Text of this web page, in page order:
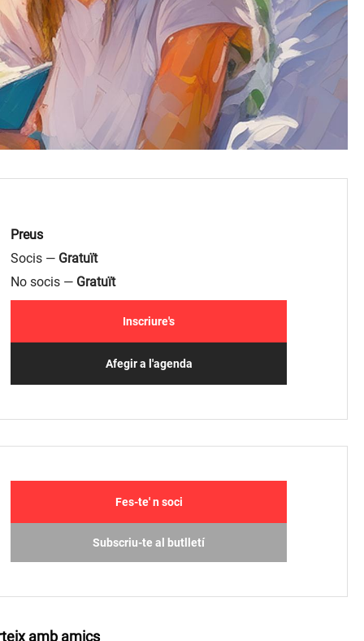
Preus
Socis — Gratuït
No socis — Gratuït
Inscriure's
Afegir a l'agenda
Fes-te' n soci
Subscriu-te al butlletí
amb amics